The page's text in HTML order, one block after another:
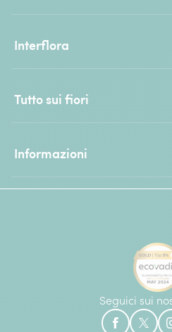
Interflora
Tutto sui fiori
Informazioni
Seguici sui